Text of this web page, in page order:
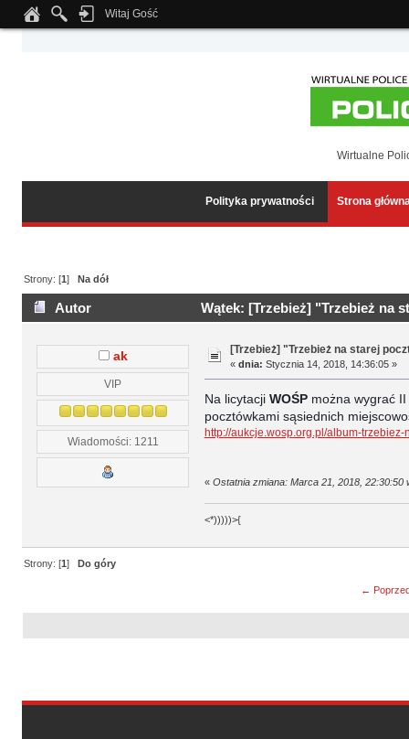
Notice: Undefined index: tapatalk_body_hook in
Witaj Gość
Wirtualne
Polityka prywatności Strona
Strony: [1]Na dół
Autor Wątek: [Trzebież] "Trzebież na
ak
VIP
Wiadomości: 1211
[Trzebież] "Trzebież na starej
« dnia: Stycznia 14, 2018, 14:36:05 »
Na licytacji WOŚPmożna wygrać II
pocztówkami sąsiednich
http://aukcje.wosp.org.pl/album-
« Ostatnia zmiana: Marca 21, 2018, 22:30:50
<*)))))>{
Strony: [1]Do góry
←